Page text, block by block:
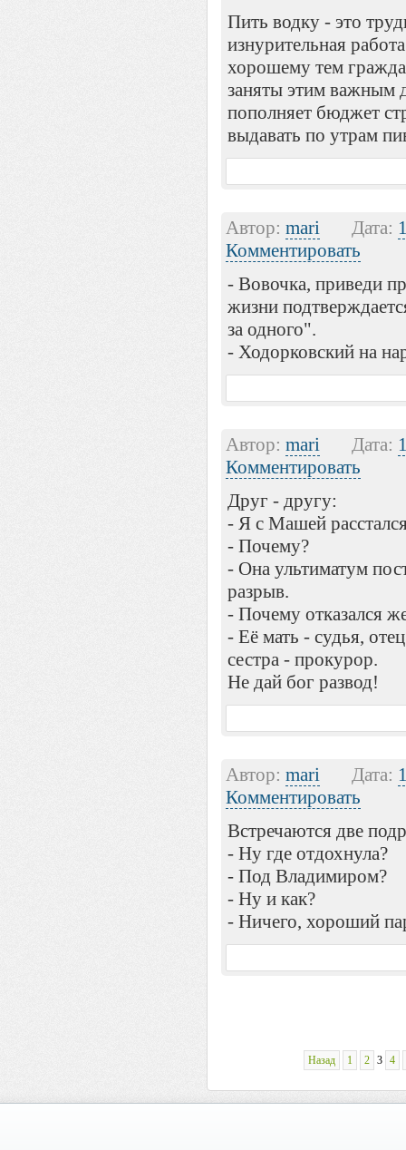
Пить водку - это
изнурительная
хорошему тем
заняты этим важным
пополняет бюджет
выдавать по утрам
Автор: mari Дата:
Комментировать
- Вовочка, приведи
жизни
за одного".
- Ходорковский на
Автор: mari Дата:
Комментировать
Друг - другу:
- Я с Машей
- Почему?
- Она ультиматум
разрыв.
- Почему отказался
- Её мать - судья,
сестра - прокурор.
Не дай бог развод!
Автор: mari Дата:
Комментировать
Встречаются две
- Ну где отдохнула?
- Под Владимиром?
- Ну и как?
- Ничего, хороший
Назад 1 2 3 4